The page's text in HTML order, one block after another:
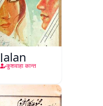
Jalan
कुशवाहा कान्त